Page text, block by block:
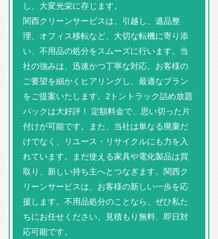
し、大変光栄に存じます。
関西クリーンサービスは、引越し、遺品整
理、オフィス移転など、大切な転機に寄り添
い、不用品の処分をスムーズに行います。当
社の強みは、迅速かつ丁寧な対応。お客様の
ご要望を細かくヒアリングし、最適なプラン
をご提案いたします。2トントラック詰め放題
パックは大好評！ 定額料金で、思い切った片
付けが可能です。また、当社は単なる廃棄だ
けでなく、リユース・リサイクルにも力を入
れています。まだ使える家具や電化製品は買
取り、新しい持ち主へとつなぎます。関西ク
リーンサービスは、お客様の新しい一歩を応
援します。不用品処分のことなら、ぜひ私た
ちにお任せください。見積もり無料、即日対
応可能です。